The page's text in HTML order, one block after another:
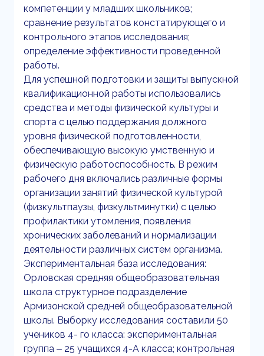
компетенции у младших школьников;
сравнение результатов констатирующего и
контрольного этапов исследования;
определение эффективности проведенной
работы.
Для успешной подготовки и защиты выпускной
квалификационной работы использовались
средства и методы физической культуры и
спорта с целью поддержания должного
уровня физической подготовленности,
обеспечивающую высокую умственную и
физическую работоспособность. В режим
рабочего дня включались различные формы
организации занятий физической культурой
(физкультпаузы, физкультминутки) с целью
профилактики утомления, появления
хронических заболеваний и нормализации
деятельности различных систем организма.
Экспериментальная база исследования:
Орловская средняя общеобразовательная
школа структурное подразделение
Армизонской средней общеобразовательной
школы. Выборку исследования составили 50
учеников 4- го класса: экспериментальная
группа ‒ 25 учащихся 4-А класса; контрольная